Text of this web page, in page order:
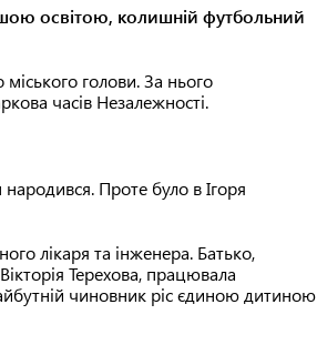
освітою, колишній футбольний
голови. За нього
часів Незалежності.
Проте було в Ігоря
лікаря та інженера. Батько,
Терехова, працювала
чиновник ріс єдиною дитиною